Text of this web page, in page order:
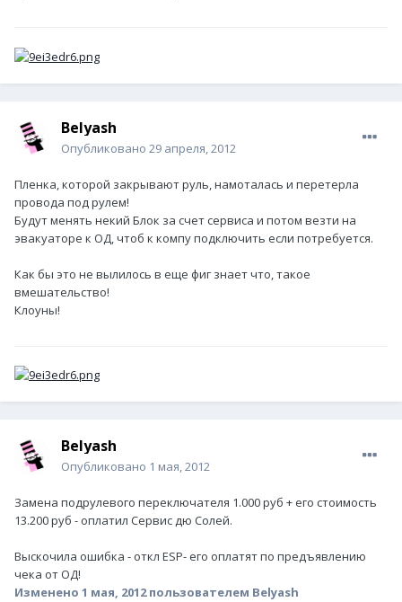
Belyash
Опубликовано 29 апреля, 2012
Пленка, которой закрывают руль, намоталась и перетерла
провода под рулем!
Будут менять некий Блок за счет сервиса и потом везти на
эвакуаторе к ОД, чтоб к компу подключить если потребуется.
Как бы это не вылилось в еще фиг знает что, такое
вмешательство!
Клоуны!
Belyash
Опубликовано 1 мая, 2012
Замена подрулевого переключателя 1.000 руб + его стоимость
13.200 руб - оплатил Сервис дю Солей.
Выскочила ошибка - откл ESP- его оплатят по предъявлению
чека от ОД!
Изменено 1 мая, 2012пользователем Belyash